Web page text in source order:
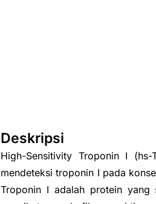
Deskripsi
High-Sensitivity Troponin I
mendeteksi troponin I pada
Troponin I adalah protein yang